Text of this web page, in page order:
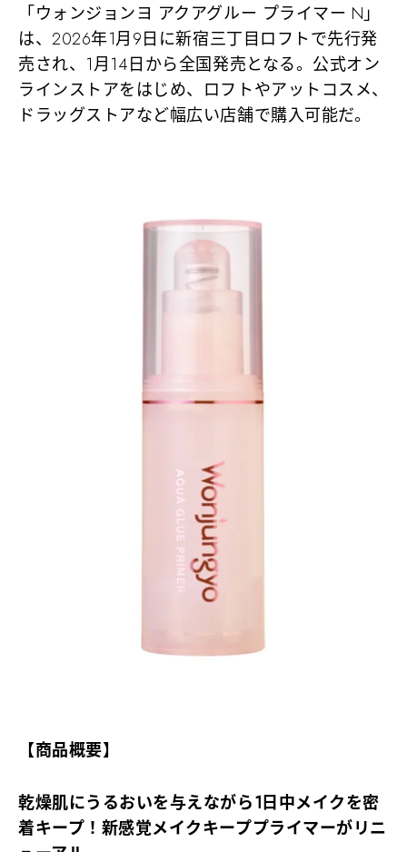
「ウォンジョンヨ アクアグルー プライマー N」
は、2026年1月9日に新宿三丁目ロフトで先行発
売され、1月14日から全国発売となる。公式オン
ラインストアをはじめ、ロフトやアットコスメ、
ドラッグストアなど幅広い店舗で購入可能だ。
【商品概要】
乾燥肌にうるおいを与えながら1日中メイクを密
着キープ！新感覚メイクキーププライマーがリニ